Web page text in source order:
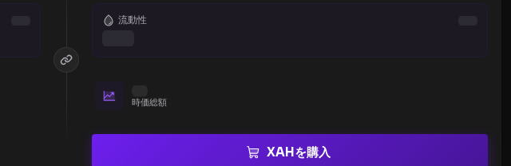
流動性
時価総額
XAHを購入